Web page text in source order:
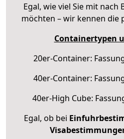
Egal, wie viel Sie mit
möchten – wir kennen die
Containertypen
20er-Container:
40er-Container:
40er-High Cube:
Egal, ob bei